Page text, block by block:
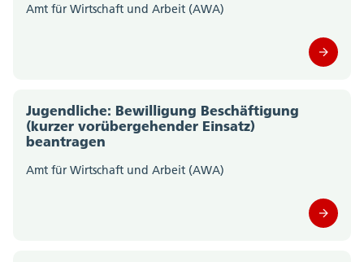
Amtschreiberei (0)
Departement des Innern; Departementssekretariat
Departement für Bildung und Kultur;
Departementssekretariat (0)
Gesundheitsamt (0)
Amt für Wirtschaft und Arbeit (AWA)
Jugendliche: Bewilligung Beschäftigung
(kurzer vorübergehender Einsatz)
beantragen
Amt für Wirtschaft und Arbeit (AWA)